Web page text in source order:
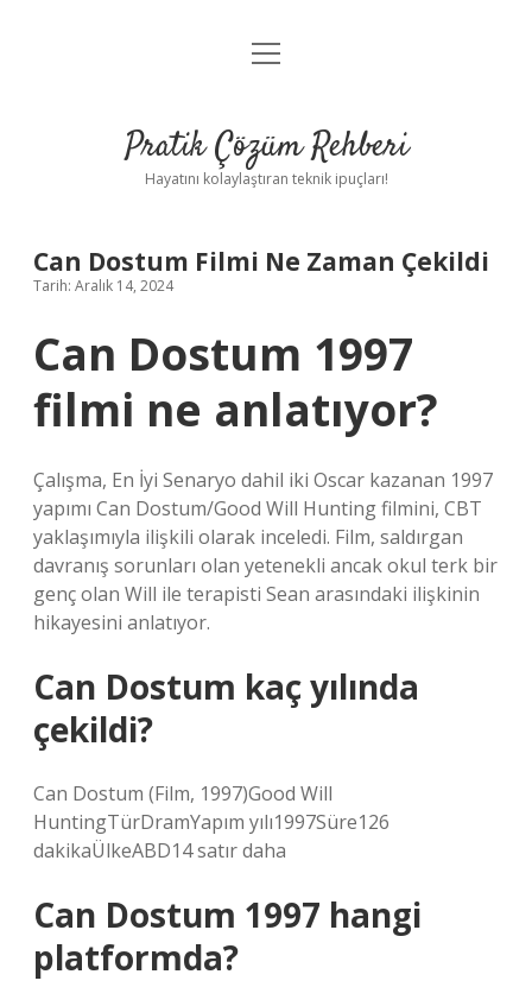
Anasayfa
Yasal Uyarı
menüyü
Pratik Çözüm Rehberi
Hayatını kolaylaştıran teknik ipuçları!
Can Dostum Filmi Ne Zaman Çekildi
Tarih: Aralık 14, 2024
Can Dostum 1997
filmi ne anlatıyor?
Çalışma, En İyi Senaryo dahil iki Oscar kazanan 1997
yapımı Can Dostum/Good Will Hunting filmini, CBT
yaklaşımıyla ilişkili olarak inceledi. Film, saldırgan
davranış sorunları olan yetenekli ancak okul terk bir
genç olan Will ile terapisti Sean arasındaki ilişkinin
hikayesini anlatıyor.
Can Dostum kaç yılında
çekildi?
Can Dostum (Film, 1997)Good Will
HuntingTürDramYapım yılı1997Süre126
dakikaÜlkeABD14 satır daha
Can Dostum 1997 hangi
platformda?